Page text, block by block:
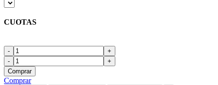
CUOTAS
-
+
-
+
Comprar
Comprar